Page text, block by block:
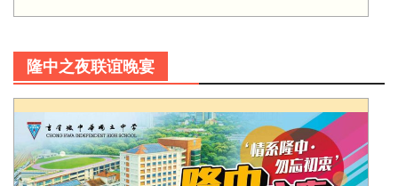
隆中之夜联谊晚宴